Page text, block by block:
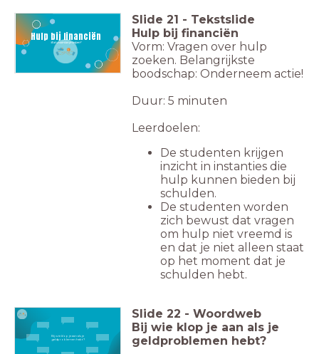
Hulp bij financiën
Wat of wie kan je helpen?
Slide 21 - Tekstslide
Hulp bij financiën
Vorm: Vragen over hulp
zoeken. Belangrijkste
boodschap: Onderneem actie!
Duur: 5 minuten
Leerdoelen:
De studenten krijgen
inzicht in instanties die
hulp kunnen bieden bij
schulden.
De studenten worden
zich bewust dat vragen
om hulp niet vreemd is
en dat je niet alleen staat
op het moment dat je
schulden hebt.
Bij wie klop je aan als je
geldproblemen hebt?
Slide 22 - Woordweb
Bij wie klop je aan als je
geldproblemen hebt?